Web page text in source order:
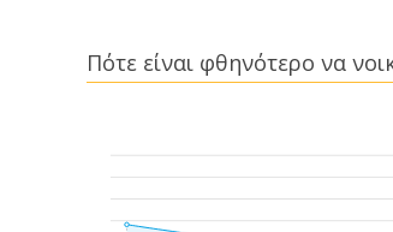
Πότε είναι φθηνότερο να